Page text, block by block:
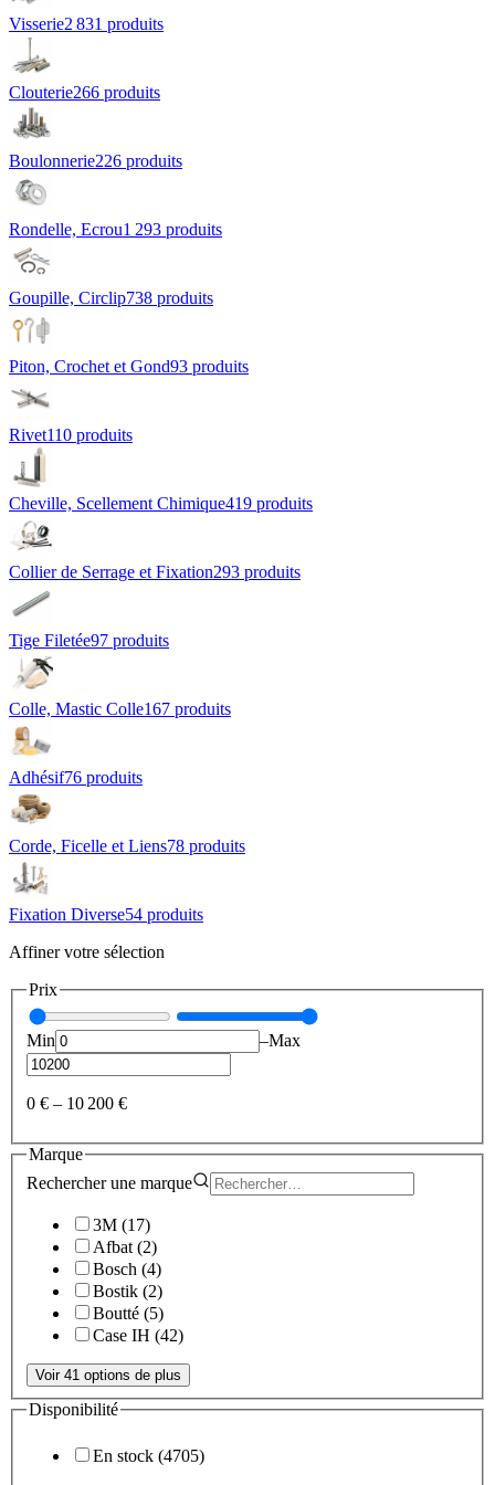
Visserie2 831 produits
Clouterie266 produits
Boulonnerie226 produits
Rondelle, Ecrou1 293 produits
Goupille, Circlip738 produits
Piton, Crochet et Gond93 produits
Rivet110 produits
Cheville, Scellement Chimique419 produits
Collier de Serrage et Fixation293 produits
Tige Filetée97 produits
Colle, Mastic Colle167 produits
Adhésif76 produits
Corde, Ficelle et Liens78 produits
Fixation Diverse54 produits
Affiner votre sélection
Prix
Min –Max
0 € – 10 200 €
Marque
Rechercher une marque
3M (17)
Afbat (2)
Bosch (4)
Bostik (2)
Boutté (5)
Case IH (42)
Voir 41 options de plus
Disponibilité
En stock (4705)